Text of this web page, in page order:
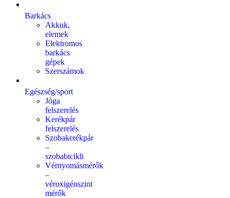
Barkács
Akkuk,
elemek
Elektromos
barkács
gépek
Szerszámok
Egészség/sport
Jóga
felszerelés
Kerékpár
felszerelés
Szobakerékpár
–
szobabicikli
Vérnyomásmérők
–
véroxigénszint
mérők